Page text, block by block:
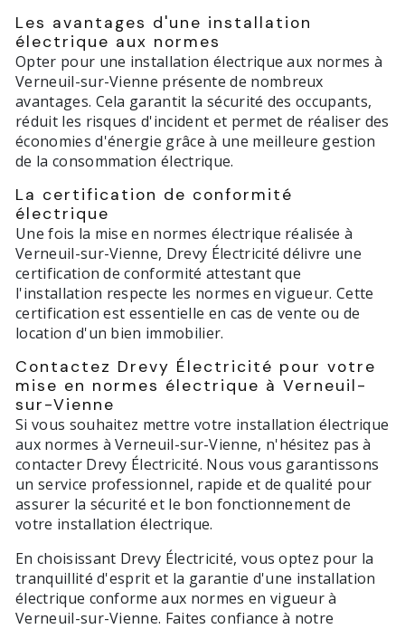
Les avantages d'une installation
électrique aux normes
Opter pour une installation électrique aux normes à
Verneuil-sur-Vienne présente de nombreux
avantages. Cela garantit la sécurité des occupants,
réduit les risques d'incident et permet de réaliser des
économies d'énergie grâce à une meilleure gestion
de la consommation électrique.
La certification de conformité
électrique
Une fois la mise en normes électrique réalisée à
Verneuil-sur-Vienne, Drevy Électricité délivre une
certification de conformité attestant que
l'installation respecte les normes en vigueur. Cette
certification est essentielle en cas de vente ou de
location d'un bien immobilier.
Contactez Drevy Électricité pour votre
mise en normes électrique à Verneuil-
sur-Vienne
Si vous souhaitez mettre votre installation électrique
aux normes à Verneuil-sur-Vienne, n'hésitez pas à
contacter Drevy Électricité. Nous vous garantissons
un service professionnel, rapide et de qualité pour
assurer la sécurité et le bon fonctionnement de
votre installation électrique.
En choisissant Drevy Électricité, vous optez pour la
tranquillité d'esprit et la garantie d'une installation
électrique conforme aux normes en vigueur à
Verneuil-sur-Vienne. Faites confiance à notre